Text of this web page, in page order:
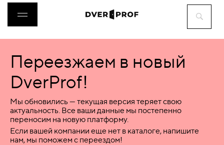
ДВЕРИ
ФУРНИТУРА
ВОРОТА
Переезжаем в новый
DverProf!
Мы обновились — текущая версия теряет свою
актуальность. Все ваши данные мы постепенно
переносим на новую платформу.
Если вашей компании еще нет в каталоге, напишите
нам, мы поможем с переездом!